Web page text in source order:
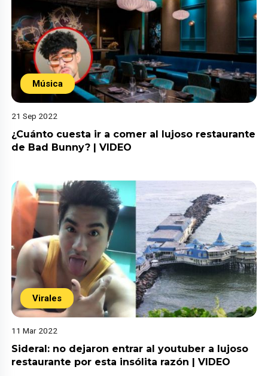
Música
21 Sep 2022
¿Cuánto cuesta ir a comer al lujoso restaurante
de Bad Bunny? | VIDEO
Virales
11 Mar 2022
Sideral: no dejaron entrar al youtuber a lujoso
restaurante por esta insólita razón | VIDEO